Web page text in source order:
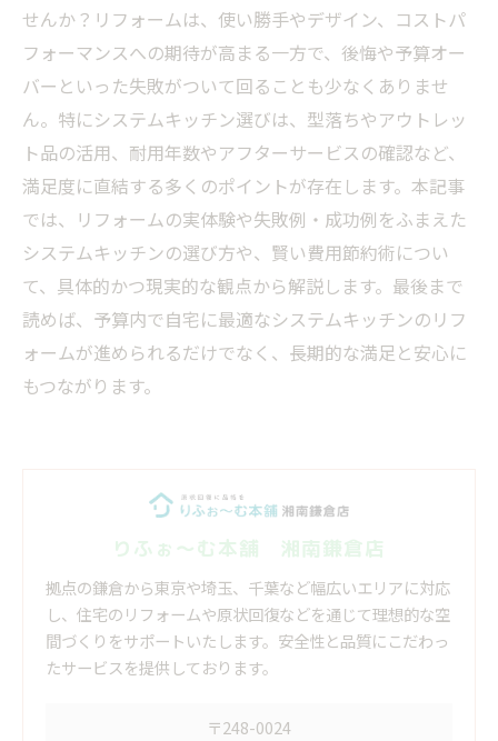
せんか？リフォームは、使い勝手やデザイン、コストパ
フォーマンスへの期待が高まる一方で、後悔や予算オー
バーといった失敗がついて回ることも少なくありませ
ん。特にシステムキッチン選びは、型落ちやアウトレッ
ト品の活用、耐用年数やアフターサービスの確認など、
満足度に直結する多くのポイントが存在します。本記事
では、リフォームの実体験や失敗例・成功例をふまえた
システムキッチンの選び方や、賢い費用節約術につい
て、具体的かつ現実的な観点から解説します。最後まで
読めば、予算内で自宅に最適なシステムキッチンのリフ
ォームが進められるだけでなく、長期的な満足と安心に
もつながります。
りふぉ～む本舗 湘南鎌倉店
拠点の鎌倉から東京や埼玉、千葉など幅広いエリアに対応
し、住宅のリフォームや原状回復などを通じて理想的な空
間づくりをサポートいたします。安全性と品質にこだわっ
たサービスを提供しております。
〒248-0024